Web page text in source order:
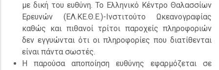
με δική του ευθύνη. Το Ελληνικό Κέντρο Θαλασσίων
Ερευνών (ΕΛ.ΚΕ.Θ.Ε.)-Ινστιτούτο Ωκεανογραφίας
καθώς και πιθανοί τρίτοι παροχείς πληροφοριών
δεν εγγυώνται ότι οι πληροφορίες που διατίθενται
είναι πάντα σωστές.
Η παρούσα αποποίηση ευθύνης εφαρμόζεται σε